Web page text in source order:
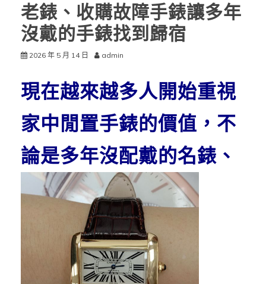
老錶、收購故障手錶讓多年
沒戴的手錶找到歸宿
2026 年 5 月 14 日 admin
現在越來越多人開始重視
家中閒置手錶的價值，不
論是多年沒配戴的名錶 、